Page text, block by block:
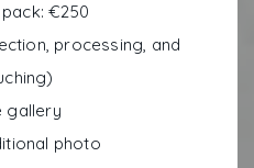
€250
processing, and
gallery
photo